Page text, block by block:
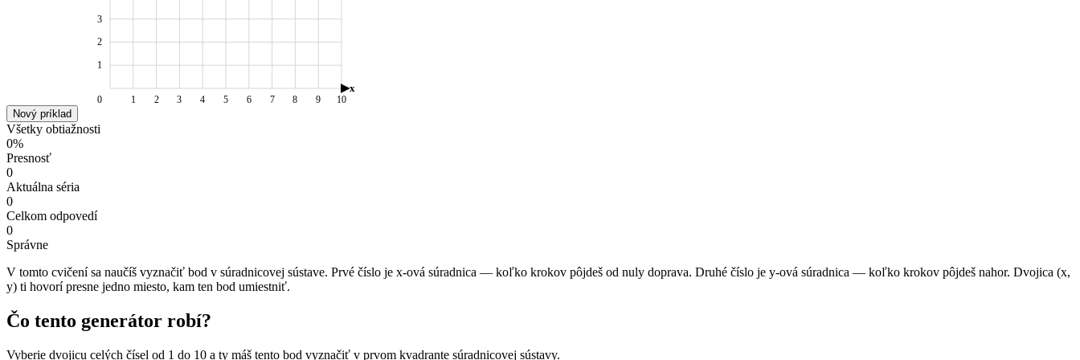
Nový príklad
1
1
2
2
3
3
4 5 6 7 8 9 10
0
x
Všetky obtiažnosti
0%
Presnosť
0
Aktuálna séria
0
Celkom odpovedí
0
Správne
V tomto cvičení sa naučíš vyznačiť bod v súradnicovej sústave. Prvé číslo je x-ová súradnica — koľko krokov pôjdeš od nuly doprava. Druhé číslo je y-ová súradnica — koľko krokov pôjdeš nahor. Dvojica (x,
y) ti hovorí presne jedno miesto, kam ten bod umiestniť.
Čo tento generátor robí?
Vyberie dvojicu celých čísel od 1 do 10 a ty máš tento bod vyznačiť v prvom kvadrante súradnicovej sústavy.